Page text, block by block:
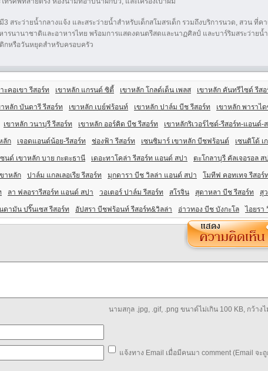
มี3 สระว่ายน้ำกลางแจ้ง และสระว่ายน้ำสำหรับเด็กสโมสรเด็ก รวมถึงบริการนวด, สวน ที่ค
ารนานาชาติและอาหารไทย พร้อมการแสดงดนตรีสดและนาฏศิลป์ และบาร์ริมสระว่ายน้ำ
กหรือวันหยุดสำหรับครอบครัว
าะคอเขา รีสอร์ท เขาหลัก แกรนด์ ซิตี้ เขาหลัก โกลด์เด็น เพลส เขาหลัก คันทรีไซด์ รีส
าหลัก บันดารี รีสอร์ท เขาหลัก เบย์ฟร้อนท์ เขาหลัก ปาล์ม บีช รีสอร์ท เขาหลัก พาราไ
เขาหลัก วนาบุรี รีสอร์ท เขาหลัก ออร์คิด บีช รีสอร์ท เขาหลักริเวอร์ไซด์-รีสอร์ท-แอนด์-
ลัก เจอดแอนด์น้อย-รีสอร์ท ช่องฟ้า รีสอร์ท เซนซิมาร์ เขาหลัก บีชฟร้อนต์ เซนติโด้ เ
ซนด์ เขาหลัก บาย กะตะธานี เดอะทาโคล่า รีสอร์ท แอนด์ สปา ตะโกลาบุรี คัลเจอรอล ส
ขาหลัก ปาล์ม แกลเลอเรีย รีสอร์ท มุกดารา บีช วิลล่า แอนด์ สปา โมทีฟ คอทเทจ รีสอร์ท
ลา ฟลอรารีสอร์ท แอนด์ สปา วอเตอร์ ปาล์ม รีสอร์ท สโรจิน สุดาหลา บีช รีสอร์ท สุ
ดามัน ปริ๊นเซส รีสอร์ท อัปสรา บีชฟร้อนท์ รีสอร์ท&วิลล่า อ่าวทอง บีช บังกะโล ไอยรา
นามสกุล .jpg, .gif, .png ขนาด์ไม่เกิน 100 KB, กว้างไ
แจ้งทาง Email เมื่อมีคนมา comment (Email จะถู